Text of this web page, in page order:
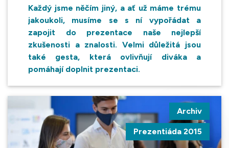
Každý jsme něčím jiný, a ať už máme trému
jakoukoli, musíme se s ní vypořádat a
zapojit do prezentace naše nejlepší
zkušenosti a znalosti. Velmi důležitá jsou
také gesta, která ovlivňují diváka a
pomáhají doplnit prezentaci.
Archiv
Prezentiáda 2015